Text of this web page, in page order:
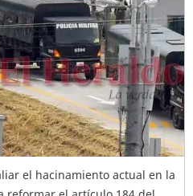
el hacinamiento actual en la